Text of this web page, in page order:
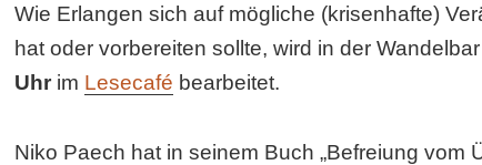
Wie Erlangen sich auf mögliche (krisenhafte)
hat oder vorbereiten sollte, wird in der
Uhr im Lesecafé bearbeitet.
Niko Paech hat in seinem Buch „Befreiung vom